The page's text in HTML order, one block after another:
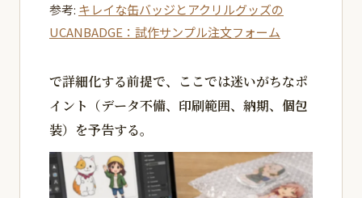
参考: キレイな缶バッジとアクリルグッズの
UCANBADGE：試作サンプル注文フォーム
で詳細化する前提で、ここでは迷いがちなポ
イント（データ不備、印刷範囲、納期、個包
装）を予告する。